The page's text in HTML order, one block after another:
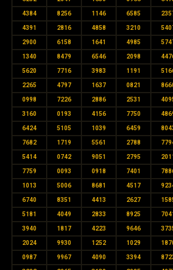
4384 8256 1146 6585
4391 2816 4858 3210
2900 6158 1641 4985
1340 8479 6546 2098
5620 7716 3983 1191
2265 4797 1637 0821
0998 7226 2886 2531
3160 0193 4156 7750
6424 5105 1039 6459
7682 1719 5561 2788
5414 0742 9051 2795
7759 0093 0918 7401
1013 5006 8681 4517
6740 8351 4413 2627
5181 4049 2833 8925
3940 1817 4223 9646
2024 9930 1252 1029
0987 9967 4090 3394